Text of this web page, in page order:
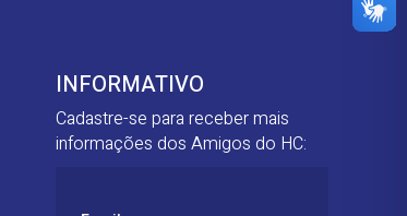
INFORMATIVO
Cadastre-se para receber mais
informações dos Amigos do HC: